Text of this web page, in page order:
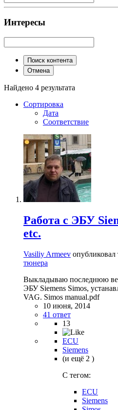
Интересы
Поиск контента
Отмена
Найдено 4 результата
Сортировка
Дата
Соответствие
Работа с ЭБУ
etc.
Vasiliy Armeev опубликовал
тюнера
Выкладываю последнюю
ЭБУ Siemens Simos,
VAG. Simos manual.pdf
10 июня, 2014
41 ответ
13
ECU
Siemens
(и ещё 2 )
C тегом:
ECU
Siemens